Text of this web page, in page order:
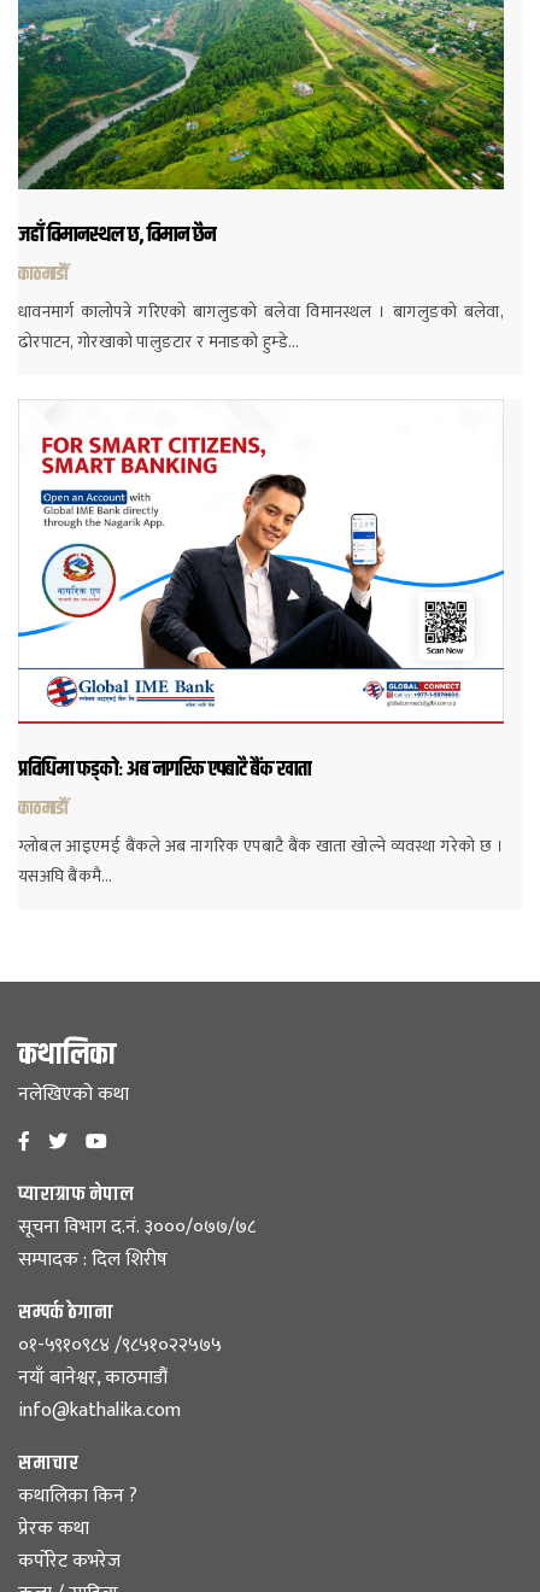
जहाँ विमानस्थल छ, विमान छैन
काठमाडौं
धावनमार्ग कालोपत्रे गरिएको बागलुङको बलेवा विमानस्थल । बागलुङको बलेवा,
ढोरपाटन, गोरखाको पालुङटार र मनाङको हुम्डे…
प्रविधिमा फड्कोः अब नागरिक एपबाटै बैंक खाता
काठमाडौं
ग्लोबल आइएमई बैंकले अब नागरिक एपबाटै बैंक खाता खोल्ने व्यवस्था गरेको छ ।
यसअघि बैंकमै…
कथालिका
नलेखिएको कथा
प्याराग्राफ नेपाल
सूचना विभाग द.नं. ३०००/०७७/७८
सम्पादक : दिल शिरीष
सम्पर्क ठेगाना
०१-५९१०९८४ /९८५१०२२५७५
नयाँ बानेश्वर, काठमाडौं
info@kathalika.com
समाचार
कथालिका किन ?
प्रेरक कथा
कर्पोरेट कभरेज